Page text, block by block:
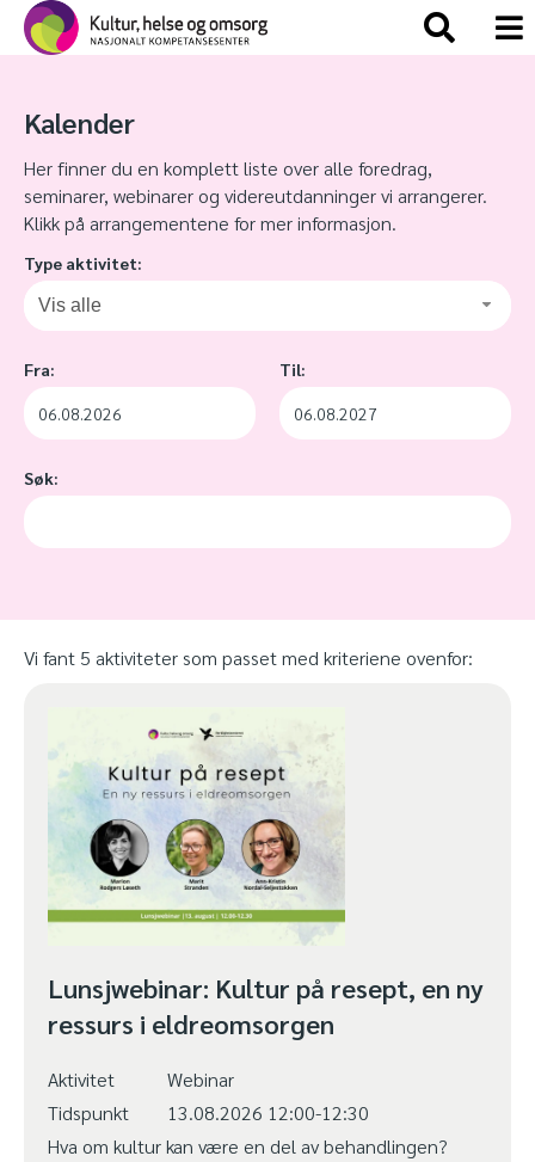
Kalender
Her finner du en komplett liste over alle foredrag,
seminarer, webinarer og videreutdanninger vi arrangerer.
Klikk på arrangementene for mer informasjon.
Type aktivitet:
Vis alle
Fra: Til:
Søk:
Vi fant 5 aktiviteter som passet med kriteriene ovenfor:
Lunsjwebinar: Kultur på resept, en ny
ressurs i eldreomsorgen
Aktivitet
Webinar
Tidspunkt
13.08.2026 12:00-12:30
Hva om kultur kan være en del av behandlingen?